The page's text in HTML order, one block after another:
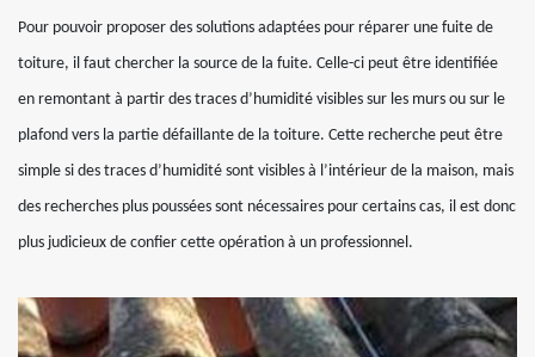
Pour pouvoir proposer des solutions adaptées pour réparer une fuite de
toiture, il faut chercher la source de la fuite. Celle-ci peut être identifiée
en remontant à partir des traces d’humidité visibles sur les murs ou sur le
plafond vers la partie défaillante de la toiture. Cette recherche peut être
simple si des traces d’humidité sont visibles à l’intérieur de la maison, mais
des recherches plus poussées sont nécessaires pour certains cas, il est donc
plus judicieux de confier cette opération à un professionnel.